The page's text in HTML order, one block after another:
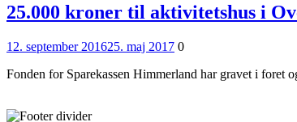
25.000 kroner til aktivitetshus i
Posted
12. september 201625. maj 2017Comments
0
Fonden for Sparekassen Himmerland har gravet i foret